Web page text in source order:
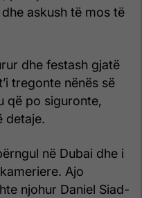
askush të mos të
dhe festash gjatë
tregonte nënës së
që po siguronte,
detaje.
në Dubai dhe i
Ajo
njohur Daniel Siad-